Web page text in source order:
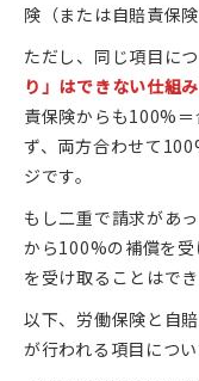
険（または自賠責保
ただし、同じ項目に
り」はできない仕組み
責保険からも100%
ず、両方合わせて
ジです。
もし二重で請求があ
から100%の補償を
を受け取ることはでき
以下、労働保険と自
が行われる項目につい